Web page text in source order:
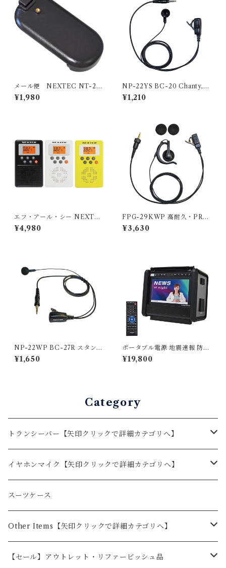
メール便 NEXTEC NT-20
2BT 超小型特定小電力トラン
シーバー : NT-202M 用 電池
¥1,980
NP-22YS BC-20 Chanty,B
C-21対応 [ 1pin ストレートプ
ラグ ]用インカム エフ・アー
¥1,210
エフ・アール・シー NEXTE
C 防災ラジオ NX-W109RD
ホワイト/イエロー/ブラック
¥4,980
FPG-29KWP 高耐久・PRO
仕様モデル ケンウッド防水ジ
ャック式１ピン用 インカム エ
¥3,630
NP-22WP BC-27R スタンダ
ード アイコム アルインコ対応
1ピン用インカム エフ・アー
¥1,650
ポータブル電源 地震速報 防水
ポータブル電源 10.1型TV搭載
F.R.C エフ・アール・シー N
¥19,800
Category
トランシーバー【矢印クリックで詳細カテゴリへ】
BLUE CENTURY
BC-23ChantyPlus（シャンティプラス）
BC-20Chanty（シャンティ）
KENWOOD
オプション
ALINCO
オプション
STANDARD
イヤホンマイク【矢印クリックで詳細カテゴリへ】
BLUE CENTURY
BC-23ChantyPlus（シャンティプラス）用
BC-20用
KENWOOD
2ピン
ALINCO
スーツケース
Other Items【矢印クリックで詳細カテゴリへ】
ドライブレコーダー
【セール】アウトレット・リファービッシュ品